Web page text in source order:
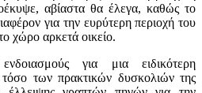
αβίαστα θα έλεγα, καθώς το
για την ευρύτερη περιοχή του
χώρο αρκετά οικείο.
για μια ειδικότερη
των πρακτικών δυσκολιών της